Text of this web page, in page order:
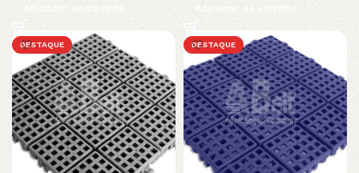
Adicionar ao carrinho Adicionar ao carrinho
DESTAQUE DESTAQUE